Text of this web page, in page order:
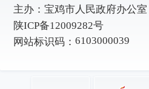
主办： 宝鸡市人民政府办公室
陕ICP备12009282号
网站标识码： 6103000039